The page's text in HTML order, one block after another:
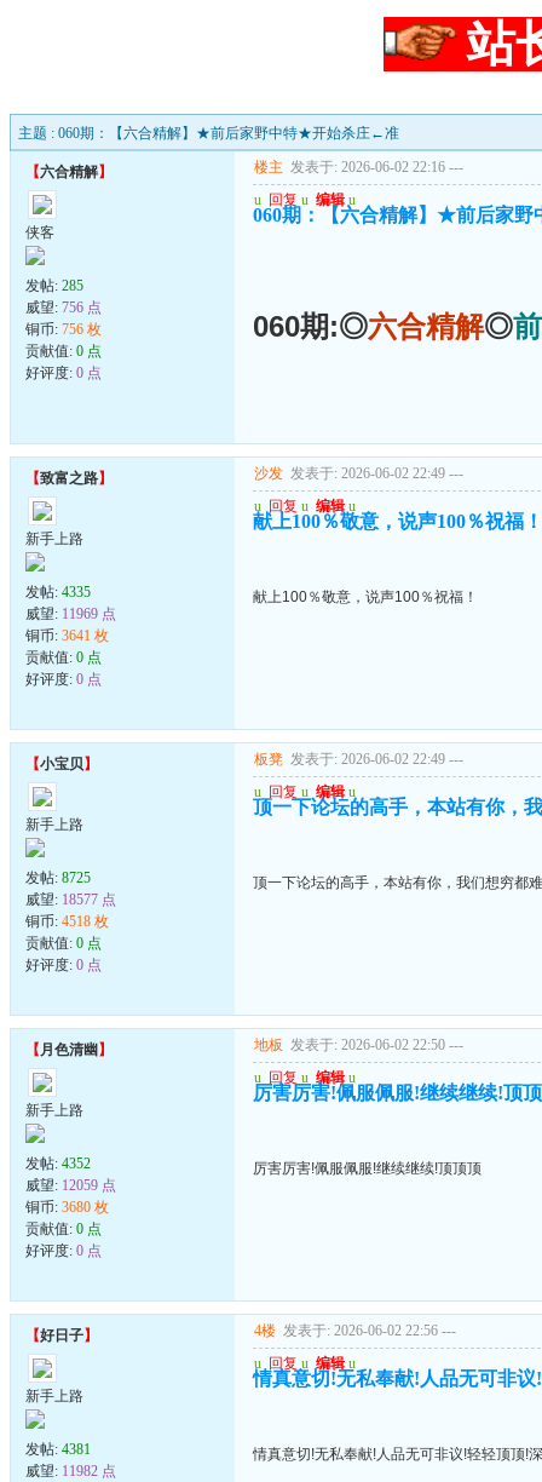
站
主题 : 060期：【六合精解】★前后家野中特★开始杀庄←准
【六合精解】
侠客
发帖: 285
威望: 756 点
铜币: 756 枚
贡献值: 0 点
好评度: 0 点
楼主 发表于: 2026-06-02 22:16 ---
u 回复 u 编辑 u
060期：【六合精解】★前后家
060期:◎六合精解◎
【致富之路】
新手上路
发帖: 4335
威望: 11969 点
铜币: 3641 枚
贡献值: 0 点
好评度: 0 点
沙发 发表于: 2026-06-02 22:49 ---
u 回复 u 编辑 u
献上100％敬意，说声100％祝福！
献上100％敬意，说声100％祝福！
【小宝贝】
新手上路
发帖: 8725
威望: 18577 点
铜币: 4518 枚
贡献值: 0 点
好评度: 0 点
板凳 发表于: 2026-06-02 22:49 ---
u 回复 u 编辑 u
顶一下论坛的高手，本站有你，
顶一下论坛的高手，本站有你，我们想穷都
【月色清幽 】
新手上路
发帖: 4352
威望: 12059 点
铜币: 3680 枚
贡献值: 0 点
好评度: 0 点
地板 发表于: 2026-06-02 22:50 ---
u 回复 u 编辑 u
厉害厉害!佩服佩服!继续继续!顶
厉害厉害!佩服佩服!继续继续!顶顶顶
【好日子】
新手上路
发帖: 4381
威望: 11982 点
4楼 发表于: 2026-06-02 22:56 ---
u 回复 u 编辑 u
情真意切!无私奉献!人品无可非
情真意切!无私奉献!人品无可非议!轻轻顶顶!